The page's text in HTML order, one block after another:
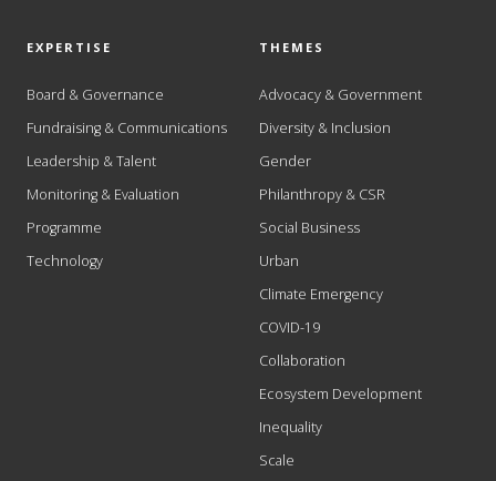
EXPERTISE
Board & Governance
Fundraising & Communications
Leadership & Talent
Monitoring & Evaluation
Programme
Technology
THEMES
Advocacy & Government
Diversity & Inclusion
Gender
Philanthropy & CSR
Social Business
Urban
Climate Emergency
COVID-19
Collaboration
Ecosystem Development
Inequality
Scale